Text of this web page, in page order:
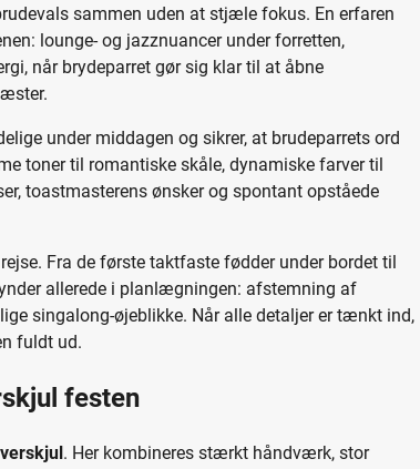
sammen uden at stjæle fokus. En erfaren
lounge- og jazznuancer under forretten,
når brydeparret gør sig klar til at åbne
under middagen og sikrer, at brudeparrets ord
toner til romantiske skåle, dynamiske farver til
toastmasterens ønsker og spontant opståede
Fra de første taktfaste fødder under bordet til
allerede i planlægningen: afstemning af
singalong-øjeblikke. Når alle detaljer er tænkt ind,
fuldt ud.
festen
. Her kombineres stærkt håndværk, stor